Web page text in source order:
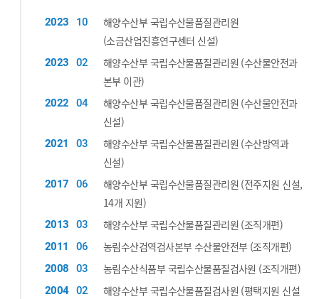
2023 10
해양수산부 국립수산물품질관리원
(소금산업진흥연구센터 신설)
2023 02
해양수산부 국립수산물품질관리원 (수산물안전과
본부 이관)
2022 04
해양수산부 국립수산물품질관리원 (수산물안전과
신설)
2021 03
해양수산부 국립수산물품질관리원 (수산방역과
신설)
2017 06
해양수산부 국립수산물품질관리원 (전주지원 신설,
14개 지원)
2013 03 해양수산부 국립수산물품질관리원 (조직개편)
2011 06 농림수산검역검사본부 수산물안전부 (조직개편)
2008 03 농림수산식품부 국립수산물품질검사원 (조직개편)
2004 02
해양수산부 국립수산물품질검사원 (평택지원 신설